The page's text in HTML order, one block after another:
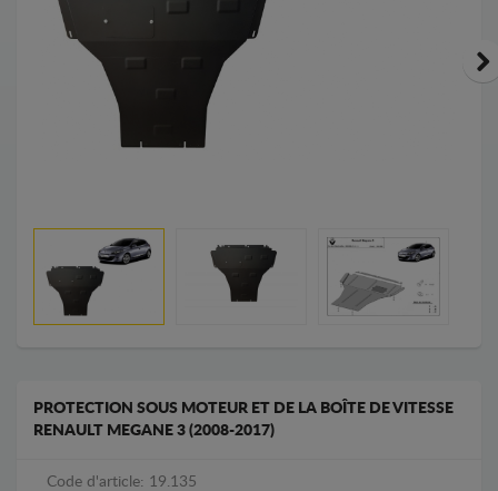
PROTECTION SOUS MOTEUR ET DE LA BOÎTE DE VITESSE
RENAULT MEGANE 3 (2008-2017)
Code d'article: 19.135